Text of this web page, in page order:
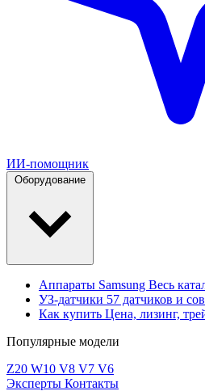
ИИ-помощник
Аппараты Samsung Весь
УЗ-датчики 57 датчиков и
Как купить Цена, лизинг,
Популярные модели
Z20 W10 V8 V7 V6
Эксперты Контакты